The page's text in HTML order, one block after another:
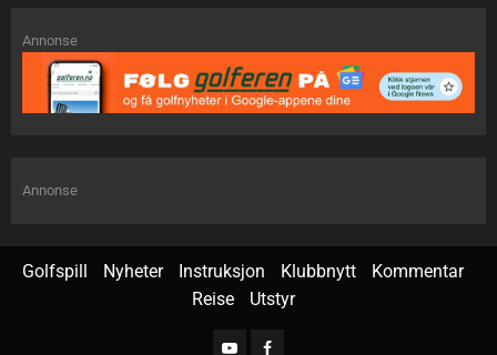
Annonse
Annonse
Golfspill Nyheter Instruksjon Klubbnytt
Kommentar
Reise
Utstyr